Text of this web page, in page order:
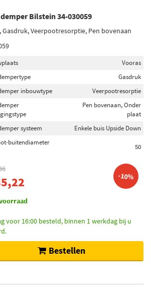
Bilstein 34-030059
Gasdruk, Veerpootresorptie, Pen bovenaan
Vooras
Gasdruk
inbouwtype
Veerpootresorptie
Pen bovenaan, Onder
plaat
systeem
Enkele buis Upside Down
buitendiameter
50
-10%
voor 16:00 besteld, binnen 1 werkdag bij u
Bestellen